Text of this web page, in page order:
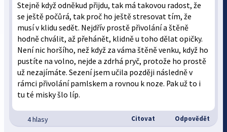
Stejně když odněkud přijdu, tak má takovou radost, že
se ještě počůrá, tak proč ho ještě stresovat tím, že
musí v klidu sedět. Nejdřív prostě přivolání a štěně
hodně chválit, až přehánět, klidně u toho dělat opičky.
Není nic horšího, než když za váma štěně venku, když ho
pustíte na volno, nejde a zdrhá pryč, protože ho prostě
už nezajímáte. Sezení jsem učila později následně v
rámci přivolání pamlskem a rovnou k noze. Pak už to i
tu té misky šlo líp.
4 hlasy Citovat Odpovědět